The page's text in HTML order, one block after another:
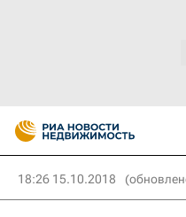
18:26 15.10.2018